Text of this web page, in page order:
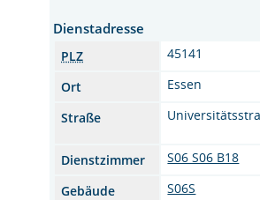
Dienstadresse
PLZ
45141
Ort
Essen
Straße
Dienstzimmer
S06 S06 B18
Gebäude
S06S